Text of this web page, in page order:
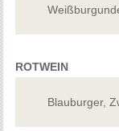
ROTWEIN
Blauburger,